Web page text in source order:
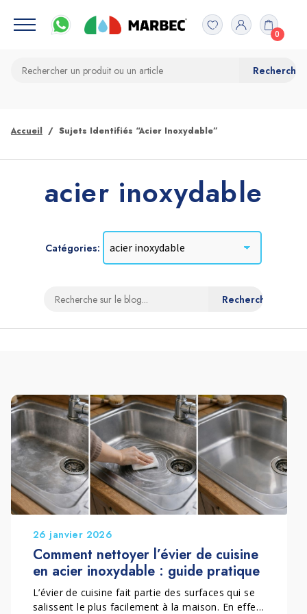
0
Accueil Sujets Identifiés “acier Inoxydable”
acier inoxydable
Catégories:
26 janvier 2026
Comment nettoyer l’évier de cuisine
en acier inoxydable : guide pratique
L’évier de cuisine fait partie des surfaces qui se
salissent le plus facilement à la maison. En effet,